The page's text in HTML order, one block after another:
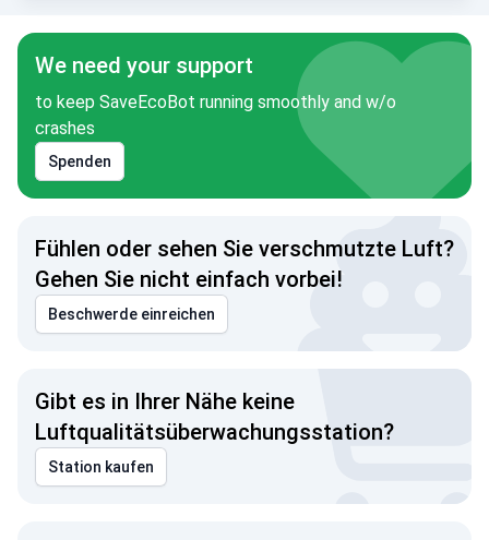
We need your support
to keep SaveEcoBot running smoothly and w/o
crashes
Spenden
Fühlen oder sehen Sie verschmutzte Luft?
Gehen Sie nicht einfach vorbei!
Beschwerde einreichen
Gibt es in Ihrer Nähe keine
Luftqualitätsüberwachungsstation?
Station kaufen